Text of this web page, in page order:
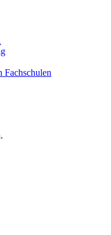
Fachschulen